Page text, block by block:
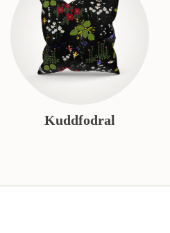
Kuddfodral